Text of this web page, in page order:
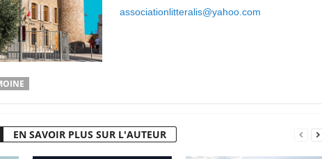
associationlitteralis@yahoo.com
EN SAVOIR PLUS SUR L'AUTEUR